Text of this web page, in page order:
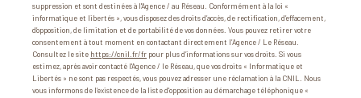
suppression et sont destinées à l'Agence / au Réseau. Conformément à la loi «
informatique et libertés », vous disposez des droits d’accès, de rectification, d’effacement,
d’opposition, de limitation et de portabilité de vos données. Vous pouvez retirer votre
consentement à tout moment en contactant directement l’Agence / Le Réseau.
Consultez le site https://cnil.fr/fr pour plus d’informations sur vos droits. Si vous
estimez, après avoir contacté l'Agence / le Réseau, que vos droits « Informatique et
Libertés » ne sont pas respectés, vous pouvez adresser une réclamation à la CNIL. Nous
vous informons de l’existence de la liste d'opposition au démarchage téléphonique «